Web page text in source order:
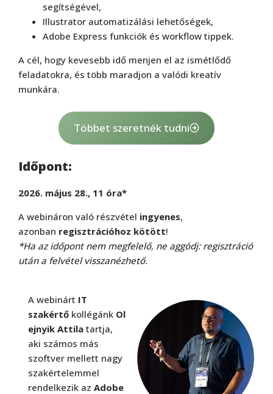
segítségével,
Illustrator automatizálási lehetőségek,
Adobe Express funkciók és workflow tippek.
A cél, hogy kevesebb idő menjen el az ismétlődő
feladatokra, és több maradjon a valódi kreatív
munkára.
Többet szeretnék tudni
Időpont:
2026. május 28., 11 óra*
A webináron való részvétel ingyenes,
azonban regisztrációhoz kötött!
*Ha az időpont nem megfelelő, ne aggódj: regisztráció
után a felvétel visszanézhető.
A webinárt IT
szakértőkollégánk Ol
ejnyik Attilatartja,
aki számos más
szoftver mellett nagy
szakértelemmel
rendelkezik az Adobe